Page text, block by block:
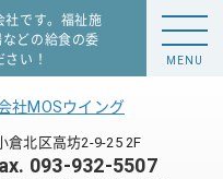
社です。福祉施
どの給食の委
い！
倉北区高坊2-9-25 2F
093-932-5507
MENU